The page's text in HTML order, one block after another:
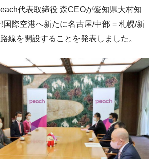
代表取締役 森CEOが愛知県大村知
国際空港へ新たに名古屋/中部 = 札幌/新
線を開設することを発表しました。